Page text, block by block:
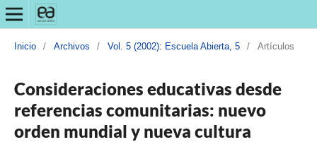
Inicio / Archivos / Vol. 5 (2002): Escuela Abierta, 5 / Artículos
Consideraciones educativas desde
referencias comunitarias: nuevo
orden mundial y nueva cultura